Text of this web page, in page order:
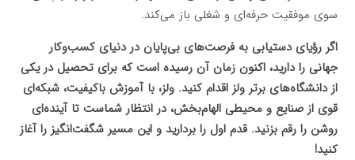
سوی موفقیت حرفه‌ای و شغلی باز می‌کند.
اگر رؤیای دستیابی به فرصت‌های بی‌پایان در دنیای کسب‌وکار
جهانی را دارید، اکنون زمان آن رسیده است که برای تحصیل در یکی
از دانشگاه‌های برتر ولز اقدام کنید. ولز، با آموزش باکیفیت، شبکه‌ای
قوی از صنایع و محیطی الهام‌بخش، در انتظار شماست تا آینده‌ای
روشن را رقم بزنید. قدم اول را بردارید و این مسیر شگفت‌انگیز را آغاز
کنید!